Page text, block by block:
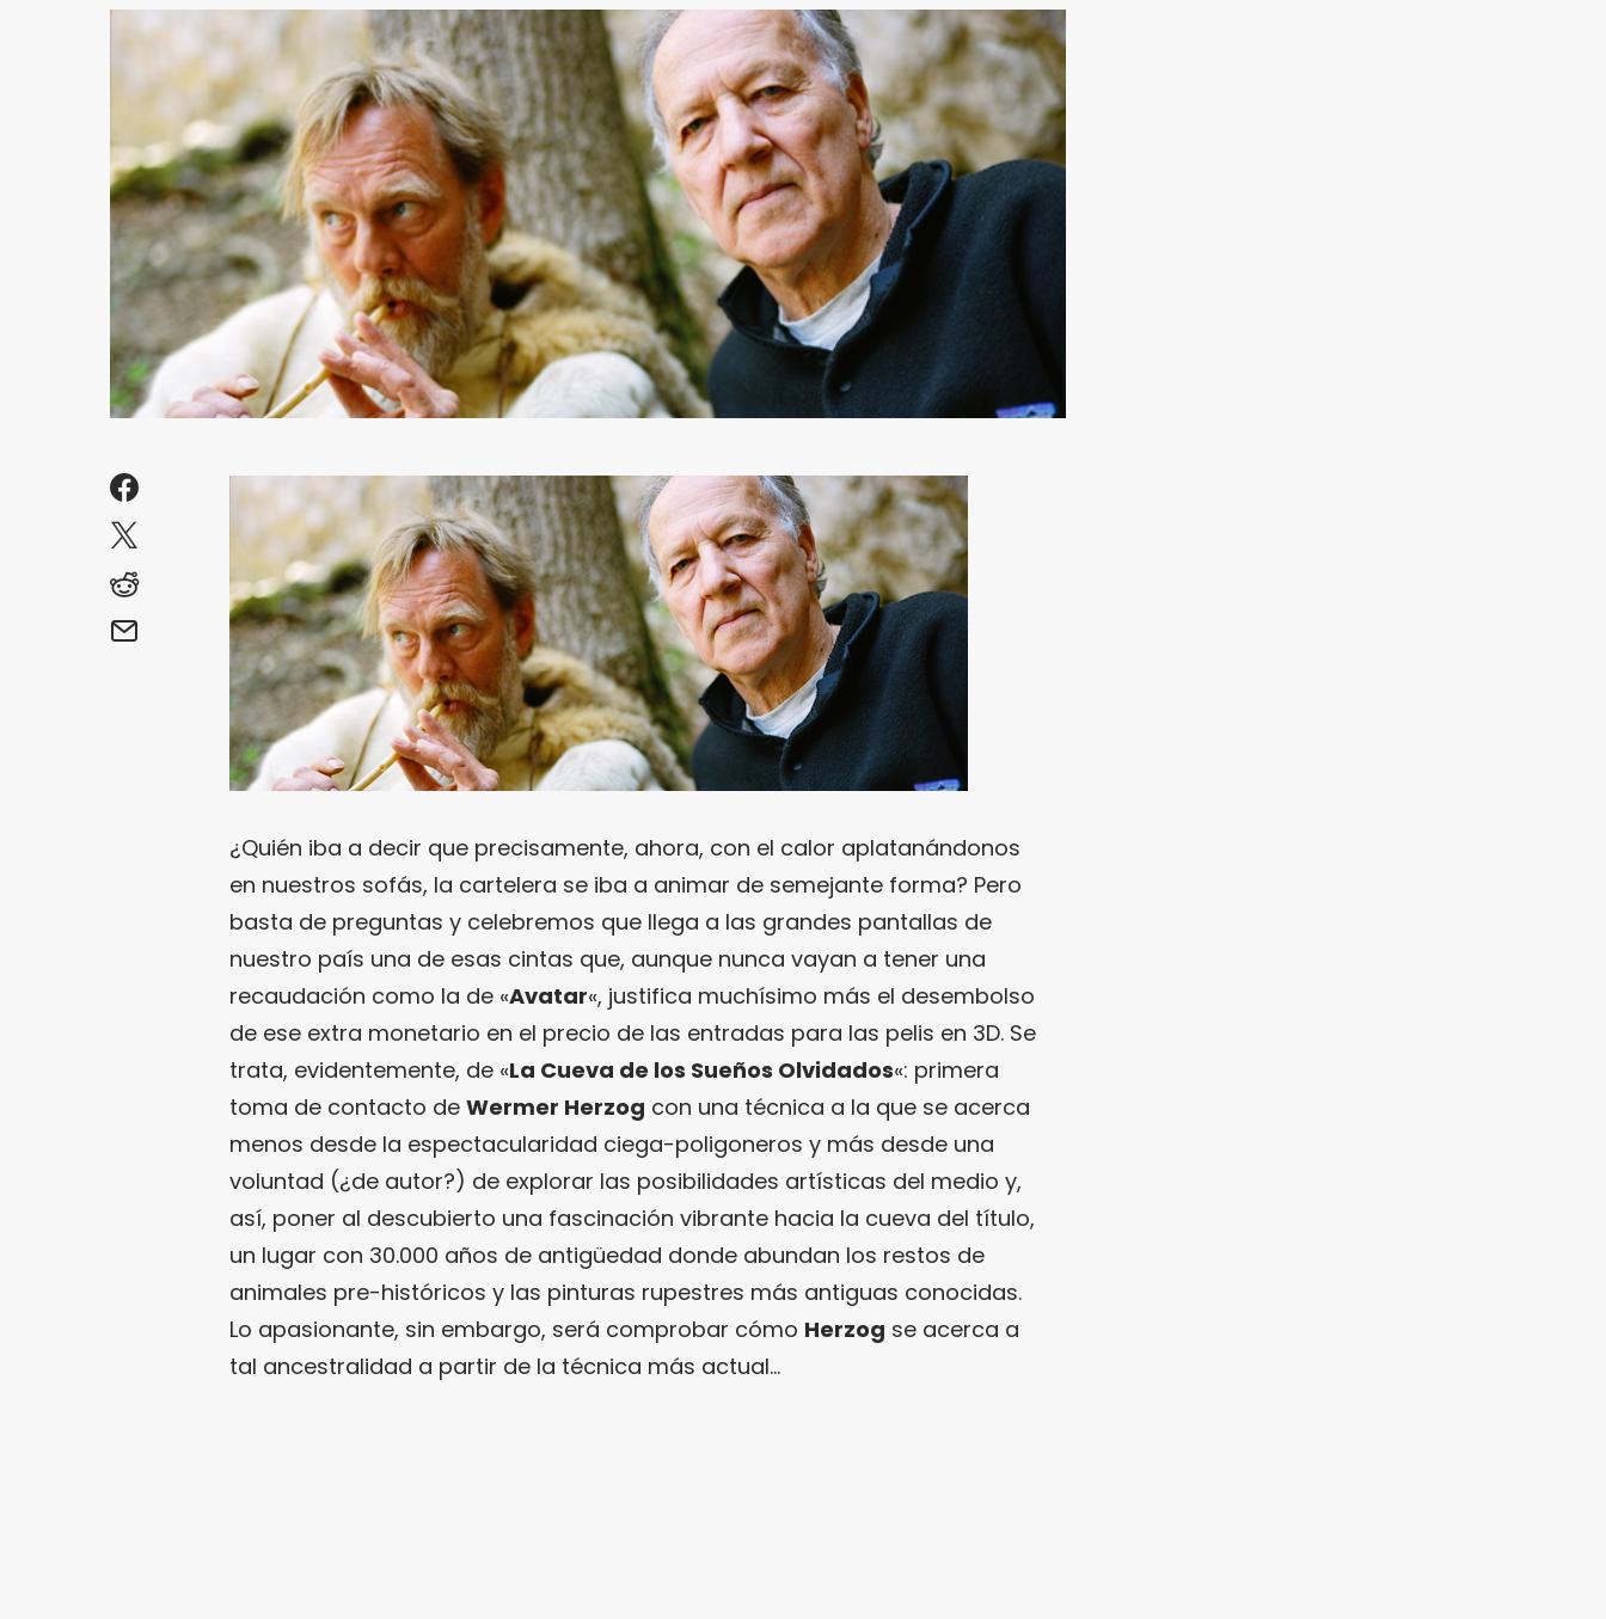
¿Quién iba a decir que precisamente, ahora, con el calor aplatanándonos
en nuestros sofás, la cartelera se iba a animar de semejante forma? Pero
basta de preguntas y celebremos que llega a las grandes pantallas de
nuestro país una de esas cintas que, aunque nunca vayan a tener una
recaudación como la de «Avatar«, justifica muchísimo más el desembolso
de ese extra monetario en el precio de las entradas para las pelis en 3D. Se
trata, evidentemente, de «La Cueva de los Sueños Olvidados«: primera
toma de contacto de Wermer Herzog con una técnica a la que se acerca
menos desde la espectacularidad ciega-poligoneros y más desde una
voluntad (¿de autor?) de explorar las posibilidades artísticas del medio y,
así, poner al descubierto una fascinación vibrante hacia la cueva del título,
un lugar con 30.000 años de antigüedad donde abundan los restos de
animales pre-históricos y las pinturas rupestres más antiguas conocidas.
Lo apasionante, sin embargo, será comprobar cómo Herzog se acerca a
tal ancestralidad a partir de la técnica más actual…